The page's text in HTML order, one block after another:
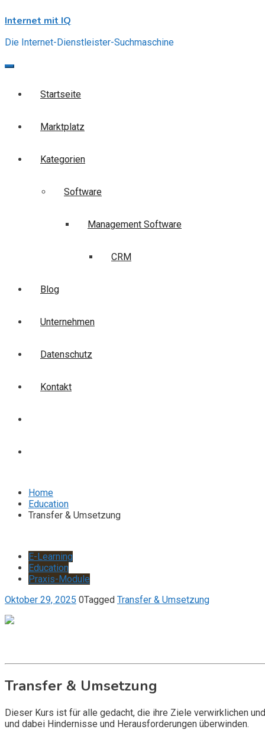
to
Internet mit IQ
Die Internet-Dienstleister-Suchmaschine
Startseite
Marktplatz
Kategorien
Software
Management Software
CRM
Blog
Unternehmen
Datenschutz
Kontakt
Home
Education
Transfer & Umsetzung
E-Learning
Education
Praxis-Module
Oktober 29, 2025 0Tagged Transfer & Umsetzung
Transfer & Umsetzung
Dieser Kurs ist für alle gedacht, die ihre Ziele verwirklichen
und dabei Hindernisse und Herausforderungen überwinden.